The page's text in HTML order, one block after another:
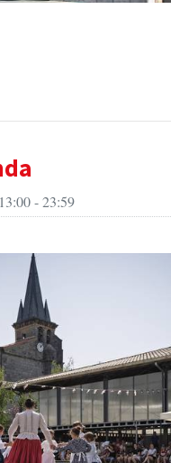
Ikastetxea
13:00 - 23:59